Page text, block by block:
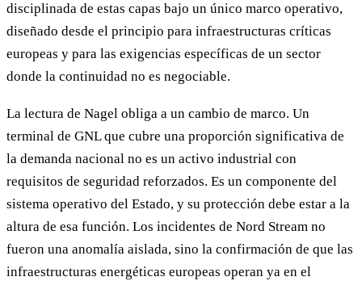
disciplinada de estas capas bajo un único marco operativo,
diseñado desde el principio para infraestructuras críticas
europeas y para las exigencias específicas de un sector
donde la continuidad no es negociable.
La lectura de Nagel obliga a un cambio de marco. Un
terminal de GNL que cubre una proporción significativa de
la demanda nacional no es un activo industrial con
requisitos de seguridad reforzados. Es un componente del
sistema operativo del Estado, y su protección debe estar a la
altura de esa función. Los incidentes de Nord Stream no
fueron una anomalía aislada, sino la confirmación de que las
infraestructuras energéticas europeas operan ya en el